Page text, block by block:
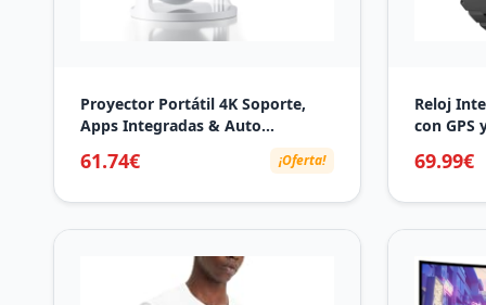
Proyector Portátil 4K Soporte,
Apps Integradas & Auto
Keystone, 2026 Mini Proyector
20000 Lúmenes con Android 14
HDMI/USB/TV
Stick/Smartphone/Laptop
61.74€ ¡Oferta!
Reloj
con GPS
69.99€